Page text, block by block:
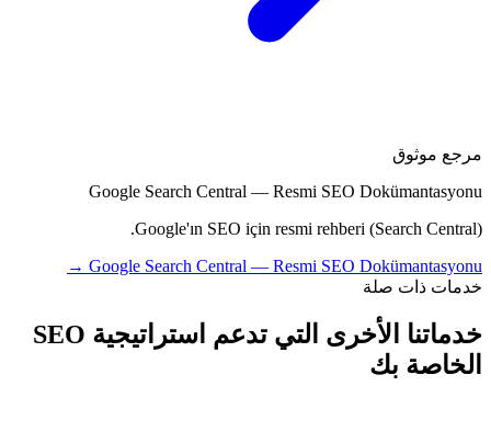
مرجع موثوق
Google Search Central — Resmi SEO Dokümantasyonu
Google'ın SEO için resmi rehberi (Search Central).
Google Search Central — Resmi SEO Dokümantasyonu
→
خدمات ذات صلة
خدماتنا الأخرى التي تدعم استراتيجية SEO
الخاصة بك